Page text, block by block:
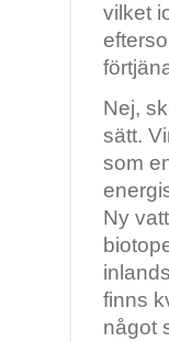
vilket
Nej,
sätt.
som
Ny
finns
något